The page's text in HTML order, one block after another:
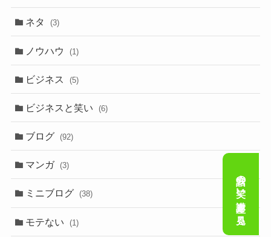
ネタ (3)
ノウハウ (1)
ビジネス (5)
ビジネスと笑い (6)
ブログ (92)
マンガ (3)
ミニブログ (38)
モテない (1)
会話の笑い講座を見る